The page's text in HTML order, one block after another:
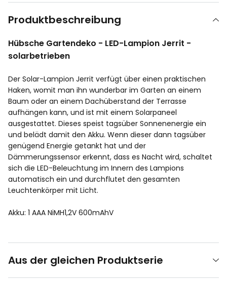
Produktbeschreibung
Hübsche Gartendeko - LED-Lampion Jerrit -
solarbetrieben
Der Solar-Lampion Jerrit verfügt über einen praktischen
Haken, womit man ihn wunderbar im Garten an einem
Baum oder an einem Dachüberstand der Terrasse
aufhängen kann, und ist mit einem Solarpaneel
ausgestattet. Dieses speist tagsüber Sonnenenergie ein
und belädt damit den Akku. Wenn dieser dann tagsüber
genügend Energie getankt hat und der
Dämmerungssensor erkennt, dass es Nacht wird, schaltet
sich die LED-Beleuchtung im Innern des Lampions
automatisch ein und durchflutet den gesamten
Leuchtenkörper mit Licht.
Akku: 1 AAA NiMH1,2V 600mAhV
Aus der gleichen Produktserie